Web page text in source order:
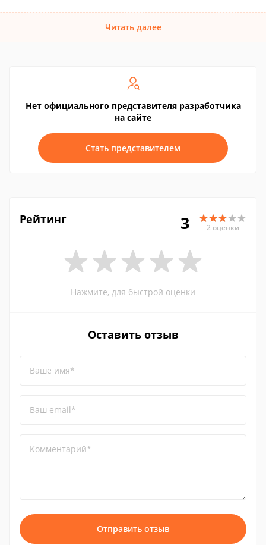
Читать далее
Нет официального представителя разработчика
на сайте
Стать представителем
Рейтинг 3 2 оценки
Нажмите, для быстрой оценки
Оставить отзыв
Ваше имя*
Ваш email*
Комментарий*
Отправить отзыв